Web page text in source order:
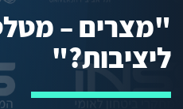
"מצרים –
ליציבות?"